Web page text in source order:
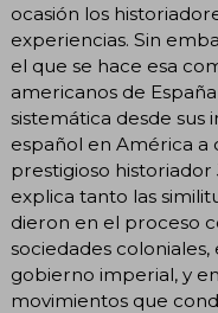
ocasión los
experiencias. Sin
el que se hace esa
americanos de
sistemática desde sus
español en América a
prestigioso
explica tanto las
dieron en el proceso
sociedades coloniales,
gobierno imperial, y
movimientos que